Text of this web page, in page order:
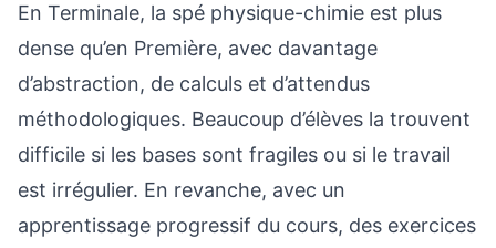
En Terminale, la spé physique-chimie est plus
dense qu’en Première, avec davantage
d’abstraction, de calculs et d’attendus
méthodologiques. Beaucoup d’élèves la trouvent
difficile si les bases sont fragiles ou si le travail
est irrégulier. En revanche, avec un
apprentissage progressif du cours, des exercices